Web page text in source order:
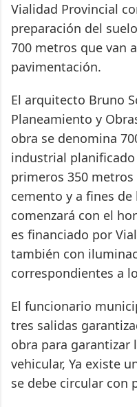
Vialidad Provincial
preparación del
700 metros que van
pavimentación.
El arquitecto Bruno
Planeamiento y
obra se denomina
industrial planificado
primeros 350
cemento y a fines de
comenzará con el
es financiado por
también con
correspondientes a
El funcionario
tres salidas
obra para garantizar
vehicular, Ya existe
se debe circular con